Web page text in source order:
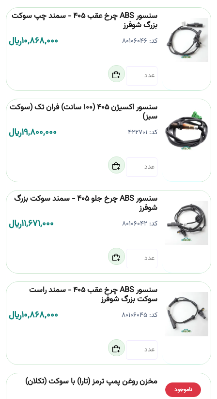
سنسور ABS چرخ عقب 405 - سمند چپ سوکت
بزرگ شوفرز
کد: 80106046
10,868,000﷼
سنسور اکسیژن 405 (100 سانت) فران تک (سوکت
سبز)
کد: 422701
19,800,000﷼
سنسور ABS چرخ جلو 405 - سمند سوکت بزرگ
شوفرز
کد:80106042
11,671,000﷼
سنسور ABS چرخ عقب 405 - سمند راست
سوکت بزرگ شوفرز
کد:80106045
10,868,000﷼
ناموجود
مخزن روغن پمپ ترمز (تارا) با سوکت (تکلان)